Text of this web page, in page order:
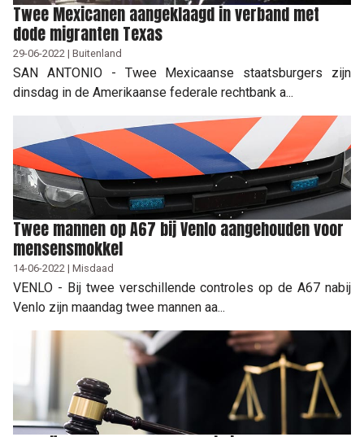
Twee Mexicanen aangeklaagd in verband met
dode migranten Texas
29-06-2022 | Buitenland
SAN ANTONIO - Twee Mexicaanse staatsburgers zijn
dinsdag in de Amerikaanse federale rechtbank a...
Twee mannen op A67 bij Venlo aangehouden voor
mensensmokkel
14-06-2022 | Misdaad
VENLO - Bij twee verschillende controles op de A67 nabij
Venlo zijn maandag twee mannen aa...